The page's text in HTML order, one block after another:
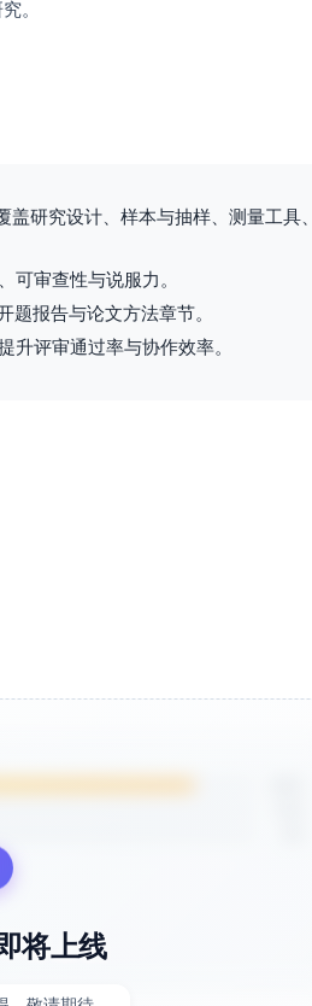
密钥管理。
则进行元数据标注与合规共享
据收集方案，记录方案偏离。
量控制。
et al., 2010）。
、伦理审批与家校沟通。
与教学周历对齐。
时间配合与数据接入。
Instrument. Journal of School
for measuring fidelity of
。
研究设计、样本与抽样、测量工具、
审查性与说服力。
报告与论文方法章节。
评审通过率与协作效率。
将上线